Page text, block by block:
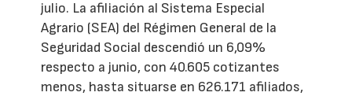
julio. La afiliación al Sistema Especial
Agrario (SEA) del Régimen General de la
Seguridad Social descendió un 6,09%
respecto a junio, con 40.605 cotizantes
menos, hasta situarse en 626.171 afiliados,